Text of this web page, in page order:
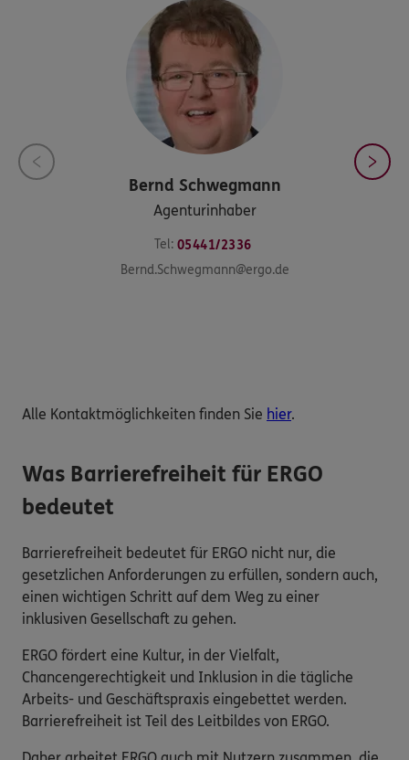
Bernd Schwegmann
Agenturinhaber
Tel: 05441/2336
Bernd.Schwegmann@ergo.de
Alle Kontaktmöglichkeiten finden Sie hier.
Was Barrierefreiheit für ERGO
bedeutet
Barrierefreiheit bedeutet für ERGO nicht nur, die
gesetzlichen Anforderungen zu erfüllen, sondern auch,
einen wichtigen Schritt auf dem Weg zu einer
inklusiven Gesellschaft zu gehen.
ERGO fördert eine Kultur, in der Vielfalt,
Chancengerechtigkeit und Inklusion in die tägliche
Arbeits- und Geschäftspraxis eingebettet werden.
Barrierefreiheit ist Teil des Leitbildes von ERGO.